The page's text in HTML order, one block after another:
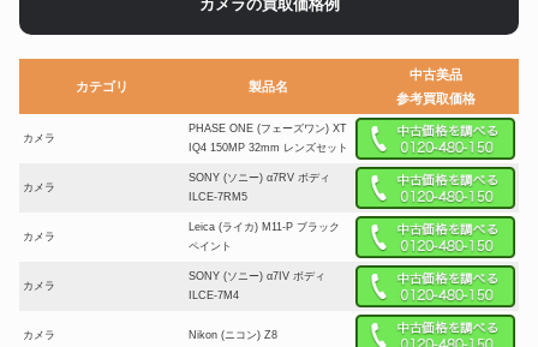
カメラの買取価格例
カテゴリ 製品名
中古美品
参考買取価格
カメラ
PHASE ONE (フェーズワン) XT
IQ4 150MP 32mm レンズセット
カメラ
SONY (ソニー) α7RV ボディ
ILCE-7RM5
カメラ
Leica (ライカ) M11-P ブラック
ペイント
カメラ
SONY (ソニー) α7IV ボディ
ILCE-7M4
カメラ Nikon (ニコン) Z8